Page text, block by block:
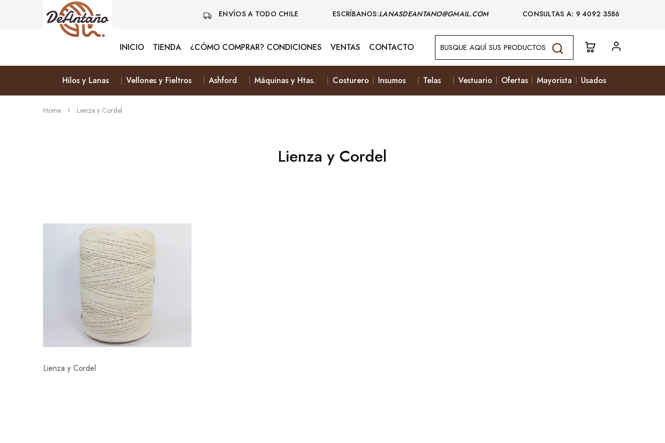
ENVÍOS A TODO CHILE ESCRÍBANOS:LANASDEANTANO@GMAIL.COM CONSULTAS A: 9 4092 3586
Antaño
&
INICIO TIENDA ¿CÓMO COMPRAR? CONDICIONES VENTAS CONTACTO
Hilos y Lanas Vellones y Fieltros Ashford Máquinas y Htas. Costurero Insumos Telas Vestuario Ofertas Mayorista Usados
Home Lienza y Cordel
Lienza y Cordel
Lienza y Cordel